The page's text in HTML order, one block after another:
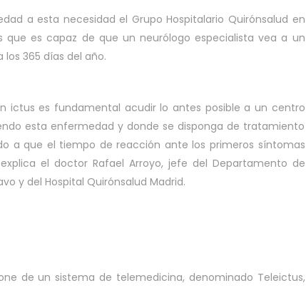
a esta necesidad el Grupo Hospitalario Quirónsalud en
es capaz de que un neurólogo especialista vea a un
365 días del año.
ictus es fundamental acudir lo antes posible a un centro
esta enfermedad y donde se disponga de tratamiento
a que el tiempo de reacción ante los primeros síntomas
el doctor Rafael Arroyo, jefe del Departamento de
y del Hospital Quirónsalud Madrid.
de un sistema de telemedicina, denominado Teleictus,